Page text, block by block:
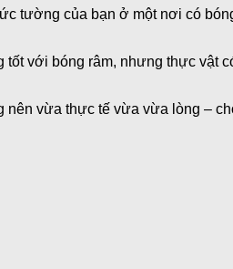
tường của bạn ở một nơi có
với bóng râm, nhưng thực vật
vừa thực tế vừa vừa lòng –